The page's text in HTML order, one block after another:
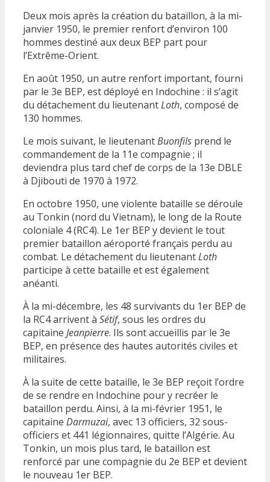
Deux mois après la création du bataillon, à la mi-
janvier 1950, le premier renfort d’environ 100
hommes destiné aux deux BEP part pour
l’Extrême-Orient.
En août 1950, un autre renfort important, fourni
par le 3e BEP, est déployé en Indochine : il s’agit
du détachement du lieutenantLoth, composé de
130 hommes.
Le mois suivant, le lieutenantBuonfils prend le
commandement de la 11e compagnie ; il
deviendra plus tard chef de corps de la 13e DBLE
à Djibouti de 1970 à 1972.
En octobre 1950, une violente bataille se déroule
au Tonkin (nord du Vietnam), le long de la Route
coloniale 4 (RC4). Le 1er BEP y devient le tout
premier bataillon aéroporté français perdu au
combat. Le détachement du lieutenantLoth
participe à cette bataille et est également
anéanti.
À la mi-décembre, les 48 survivants du 1er BEP de
la RC4 arrivent à Sétif, sous les ordres du
capitaine Jeanpierre. Ils sont accueillis par le 3e
BEP, en présence des hautes autorités civiles et
militaires.
À la suite de cette bataille, le 3e BEP reçoit l’ordre
de se rendre en Indochine pour y recréer le
bataillon perdu. Ainsi, à la mi-février 1951, le
capitaine Darmuzai, avec 13 officiers, 32 sous-
officiers et 441 légionnaires, quitte l’Algérie. Au
Tonkin, un mois plus tard, le bataillon est
renforcé par une compagnie du 2e BEP et devient
le nouveau 1er BEP.